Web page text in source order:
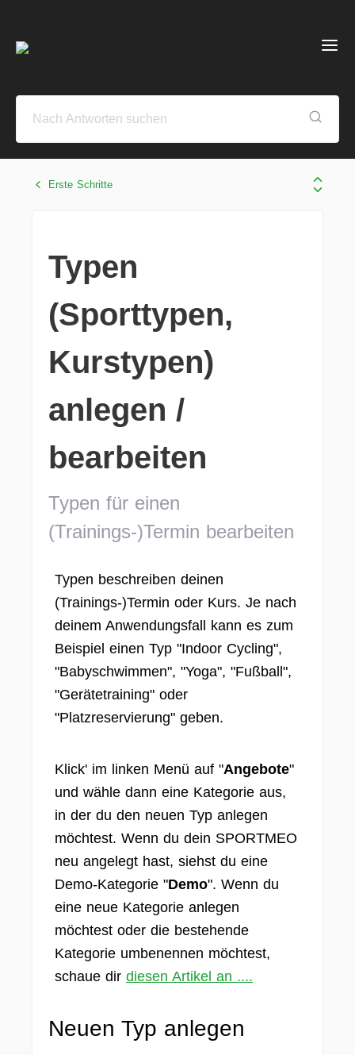
Erste Schritte
Typen
(Sporttypen,
Kurstypen)
anlegen /
bearbeiten
Typen für einen
(Trainings-)Termin bearbeiten
Typen beschreiben deinen
(Trainings-)Termin oder Kurs. Je nach
deinem Anwendungsfall kann es zum
Beispiel einen Typ "Indoor Cycling",
"Babyschwimmen", "Yoga", "Fußball",
"Gerätetraining" oder
"Platzreservierung" geben.
Klick' im linken Menü auf "Angebote"
und wähle dann eine Kategorie aus,
in der du den neuen Typ anlegen
möchtest. Wenn du dein SPORTMEO
neu angelegt hast, siehst du eine
Demo-Kategorie "Demo". Wenn du
eine neue Kategorie anlegen
möchtest oder die bestehende
Kategorie umbenennen möchtest,
schaue dir diesen Artikel an ....
Neuen Typ anlegen